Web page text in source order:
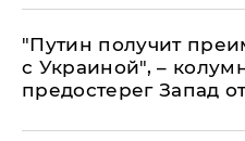
"Путин получит
с Украиной", –
предостерег Запад